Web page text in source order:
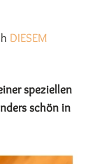
DIESEM
speziellen
schön in